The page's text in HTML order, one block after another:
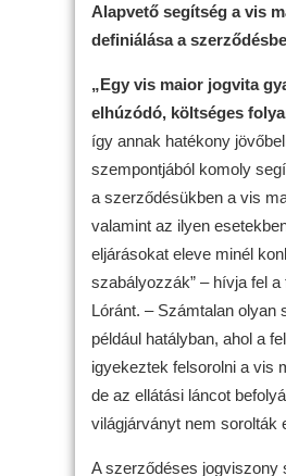
Alapvető segítség a vis
definiálása a
„Egy vis maior jogvita
elhúzódó, költséges
így annak hatékony
szempontjából komoly
a szerződésükben a vis
valamint az ilyen
eljárásokat eleve minél
szabályozzák” – hívja fel a
Lóránt. – Számtalan olyan
például hatályban, ahol a
igyekeztek felsorolni a vis
de az ellátási láncot
világjárványt nem sorolták
A szerződéses jogviszony